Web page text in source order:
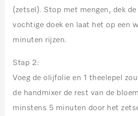
(zetsel). Stop met mengen, dek
vochtige doek en laat het op een
minuten rijzen.
Stap 2:
Voeg de olijfolie en 1 theelepel
de handmixer de rest van de
minstens 5 minuten door het